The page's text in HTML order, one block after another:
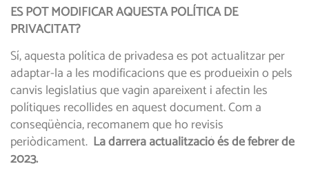
ES POT MODIFICAR AQUESTA POLÍTICA DE
PRIVACITAT?
Sí, aquesta política de privadesa es pot actualitzar per
adaptar-la a les modificacions que es produeixin o pels
canvis legislatius que vagin apareixent i afectin les
polítiques recollides en aquest document. Com a
conseqüència, recomanem que ho revisis
periòdicament. La darrera actualització és de febrer de
2023.